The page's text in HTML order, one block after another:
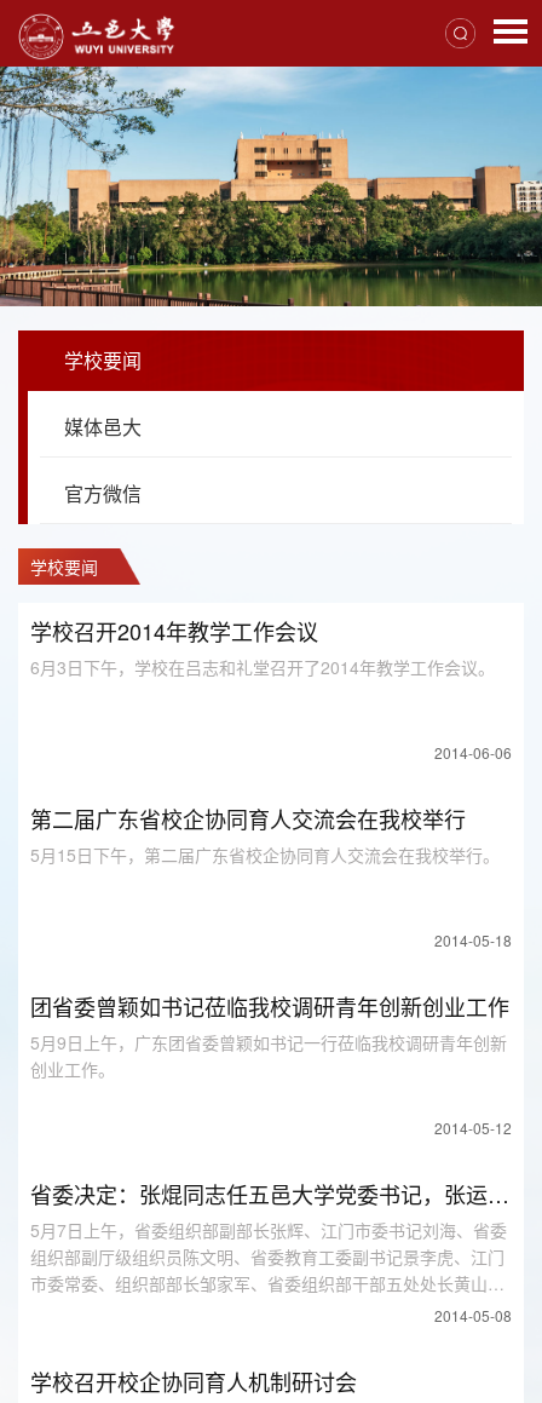
学校要闻
媒体邑大
官方微信
学校要闻
学校召开2014年教学工作会议
6月3日下午，学校在吕志和礼堂召开了2014年教学工作会议。
2014-06-06
第二届广东省校企协同育人交流会在我校举行
5月15日下午，第二届广东省校企协同育人交流会在我校举行。
2014-05-18
团省委曾颖如书记莅临我校调研青年创新创业工作
5月9日上午，广东团省委曾颖如书记一行莅临我校调研青年创新
创业工作。
2014-05-12
省委决定：张焜同志任五邑大学党委书记，张运华同志任校长
5月7日上午，省委组织部副部长张辉、江门市委书记刘海、省委
组织部副厅级组织员陈文明、省委教育工委副书记景李虎、江门
市委常委、组织部部长邹家军、省委组织部干部五处处长黄山
2014-05-08
学校召开校企协同育人机制研讨会